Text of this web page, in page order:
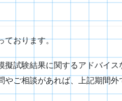
ております。
試験結果に関するアドバイス
ご相談があれば、上記期間外